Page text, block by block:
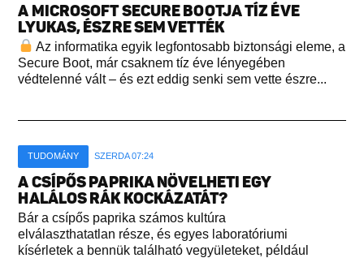
A MICROSOFT SECURE BOOTJA TÍZ ÉVE
LYUKAS, ÉSZRE SEM VETTÉK
Az informatika egyik legfontosabb biztonsági eleme, a
Secure Boot, már csaknem tíz éve lényegében
védtelenné vált – és ezt eddig senki sem vette észre...
TUDOMÁNY SZERDA 07:24
A CSÍPŐS PAPRIKA NÖVELHETI EGY
HALÁLOS RÁK KOCKÁZATÁT?
Bár a csípős paprika számos kultúra
elválaszthatatlan része, és egyes laboratóriumi
kísérletek a bennük található vegyületeket, például